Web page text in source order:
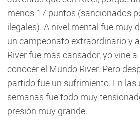
menos 17 puntos (sancionados
ilegales). A nivel mental fue muy
un campeonato extraordinario y
River fue más cansador, yo vine
conocer el Mundo River. Pero
partido fue un sufrimiento. En las
semanas fue todo muy
presión muy grande.